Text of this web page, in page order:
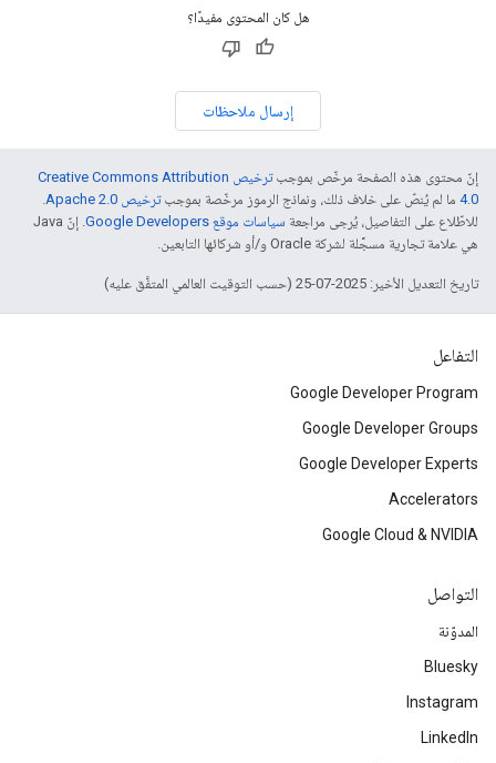
هل كان المحتوى مفيدًا؟
إرسال ملاحظات
إنّ محتوى هذه الصفحة مرخّص بموجب
ترخيص Creative Commons Attribution
4.0‏ ما لم يُنصّ على خلاف ذلك، ونماذج الرموز مرخّصة بموجبترخيص Apache 2.0‏
.
للاطّلاع على التفاصيل، يُرجى مراجعة سياسات موقع Google Developers‏
. إنّ Java
هي علامة تجارية مسجَّلة لشركة Oracle و/أو شركائها التابعين.
تاريخ التعديل الأخير: 2025-07-25 (حسب التوقيت العالمي المتفَّق عليه)
التفاعل
Google Developer Program
Google Developer Groups
Google Developer Experts
Accelerators
Google Cloud & NVIDIA
التواصل
المدوّنة
Bluesky
Instagram
LinkedIn